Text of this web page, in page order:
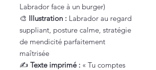
Labrador face à un burger)
🎨 Illustration : Labrador au regard
suppliant, posture calme, stratégie
de mendicité parfaitement
maîtrisée
✍️ Texte imprimé : « Tu comptes